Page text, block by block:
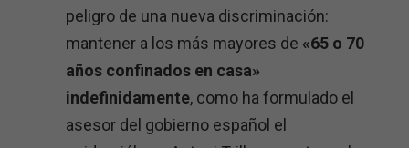
peligro de una nueva discriminación:
mantener a los más mayores de «65 o 70
años confinados en casa»
indefinidamente, como ha formulado el
asesor del gobierno español el